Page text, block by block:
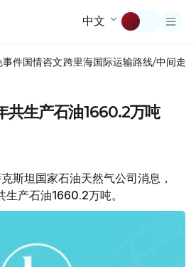
中文
事件国情咨文跨里海国际运输路线/中间走廊
共生产石油1660.2万吨
斯坦国家石油天然气公司消息，
产石油1660.2万吨。